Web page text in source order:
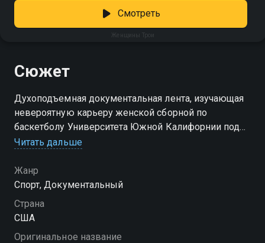
Женщины Трои
Смотреть
Сюжет
Духоподъемная документальная лента, изучающая
невероятную карьеру женской сборной по
баскетболу Университета Южной Калифорнии под
управлением пробивной Шерил Миллер. Смотреть
качестве вы можете в подписке Амедиатека в
Смотрёшке.
Читать дальше
Жанр
Спорт, Документальный
Страна
США
Оригинальное название